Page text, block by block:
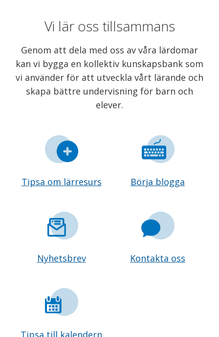
Vi lär oss tillsammans
Genom att dela med oss av våra lärdomar
kan vi bygga en kollektiv kunskapsbank som
vi använder för att utveckla vårt lärande och
skapa bättre undervisning för barn och
elever.
Tipsa om lärresurs Börja blogga
Nyhetsbrev Kontakta oss
Tipsa till kalendern